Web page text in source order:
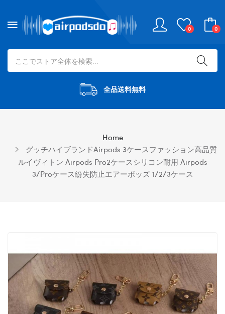
0 0
全品送料無料
Home
グッチハイブランドairpods 3ケースファッション高品質
ルイヴィトン Airpods Pro2ケースシリコン耐用 Airpods
3/proケース紛失防止エアーポッズ 1/2/3ケース